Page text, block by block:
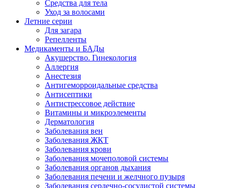
Средства для тела
Уход за волосами
Летние серии
Для загара
Репелленты
Медикаменты и БАДы
Акушерство. Гинекология
Аллергия
Анестезия
Антигеморроидальные средства
Антисептики
Антистрессовое действие
Витамины и микроэлементы
Дерматология
Заболевания вен
Заболевания ЖКТ
Заболевания крови
Заболевания мочеполовой системы
Заболевания органов дыхания
Заболевания печени и желчного пузыря
Заболевания сердечно-сосудистой системы